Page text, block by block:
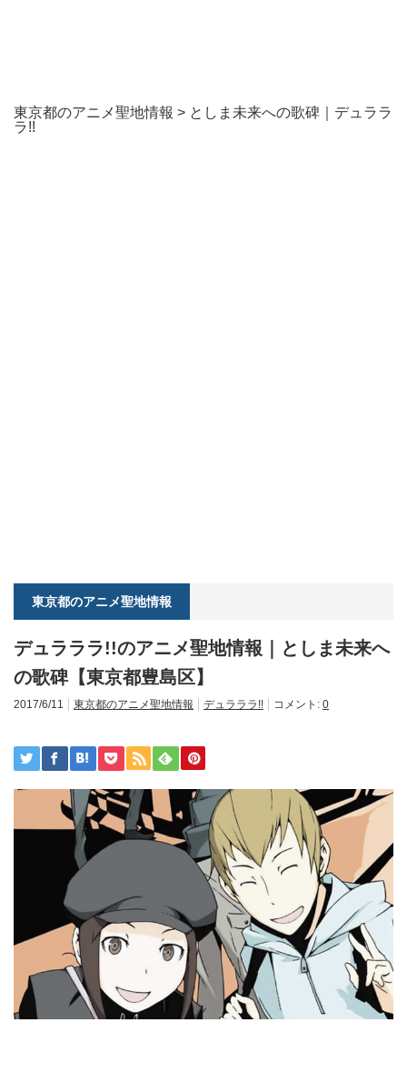
東京都のアニメ聖地情報 > としま未来への歌碑｜デュララ
ラ!!
東京都のアニメ聖地情報
デュラララ!!のアニメ聖地情報｜としま未来へ
の歌碑【東京都豊島区】
2017/6/11 東京都のアニメ聖地情報 デュラララ!! コメント: 0